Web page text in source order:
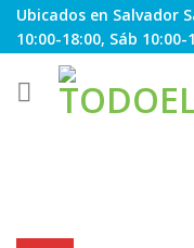
Skip
to
content
Ubicados en Salvador
10:00-18:00, Sáb